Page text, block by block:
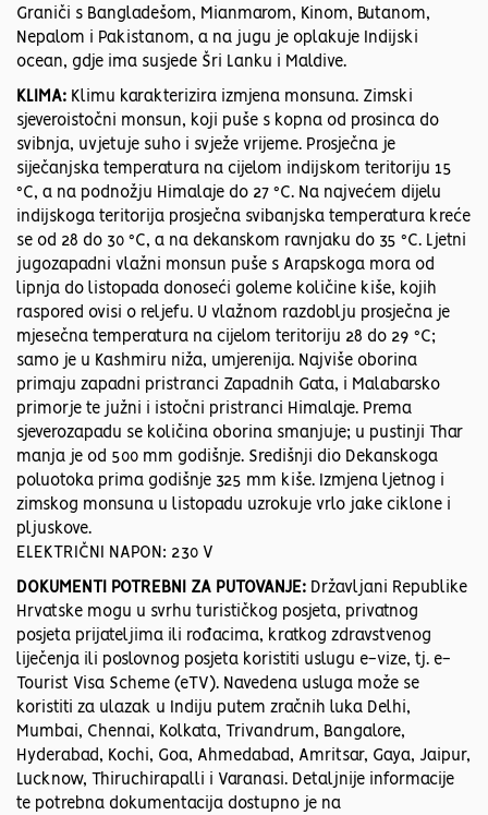
Graniči s Bangladešom, Mianmarom, Kinom, Butanom,
Nepalom i Pakistanom, a na jugu je oplakuje Indijski
ocean, gdje ima susjede Šri Lanku i Maldive.
KLIMA: Klimu karakterizira izmjena monsuna. Zimski
sjeveroistočni monsun, koji puše s kopna od prosinca do
svibnja, uvjetuje suho i svježe vrijeme. Prosječna je
siječanjska temperatura na cijelom indijskom teritoriju 15
°C, a na podnožju Himalaje do 27 °C. Na najvećem dijelu
indijskoga teritorija prosječna svibanjska temperatura kreće
se od 28 do 30 °C, a na dekanskom ravnjaku do 35 °C. Ljetni
jugozapadni vlažni monsun puše s Arapskoga mora od
lipnja do listopada donoseći goleme količine kiše, kojih
raspored ovisi o reljefu. U vlažnom razdoblju prosječna je
mjesečna temperatura na cijelom teritoriju 28 do 29 °C;
samo je u Kashmiru niža, umjerenija. Najviše oborina
primaju zapadni pristranci Zapadnih Gata, i Malabarsko
primorje te južni i istočni pristranci Himalaje. Prema
sjeverozapadu se količina oborina smanjuje; u pustinji Thar
manja je od 500 mm godišnje. Središnji dio Dekanskoga
poluotoka prima godišnje 325 mm kiše. Izmjena ljetnog i
zimskog monsuna u listopadu uzrokuje vrlo jake ciklone i
pljuskove.
ELEKTRIČNI NAPON: 230 V
DOKUMENTI POTREBNI ZA PUTOVANJE: Državljani Republike
Hrvatske mogu u svrhu turističkog posjeta, privatnog
posjeta prijateljima ili rođacima, kratkog zdravstvenog
liječenja ili poslovnog posjeta koristiti uslugu e-vize, tj. e-
Tourist Visa Scheme (eTV). Navedena usluga može se
koristiti za ulazak u Indiju putem zračnih luka Delhi,
Mumbai, Chennai, Kolkata, Trivandrum, Bangalore,
Hyderabad, Kochi, Goa, Ahmedabad, Amritsar, Gaya, Jaipur,
Lucknow, Thiruchirapalli i Varanasi. Detaljnije informacije
te potrebna dokumentacija dostupno je na